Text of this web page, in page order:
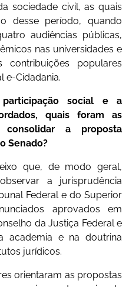
sociedade civil, as quais
desse período, quando
audiências públicas,
nas universidades e
contribuições populares
e-Cidadania.
social e a
quais foram as
consolidar a proposta
Senado?
que, de modo geral,
a jurisprudência
Federal e do Superior
aprovados em
da Justiça Federal e
academia e na doutrina
jurídicos.
orientaram as propostas